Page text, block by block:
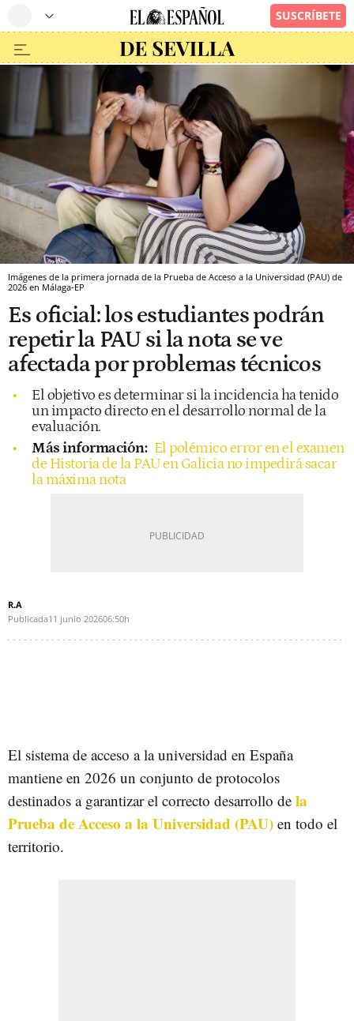
Imágenes de la primera jornada de la Prueba de Acceso a la Universidad (PAU) de
2026 en Málaga-EP
Es oficial: los estudiantes podrán
repetir la PAU si la nota se ve
afectada por problemas técnicos
El objetivo es determinar si la incidencia ha tenido
un impacto directo en el desarrollo normal de la
evaluación.
Más información: El polémico error en el examen
de Historia de la PAU en Galicia no impedirá sacar
la máxima nota
R.A
Publicada11 junio 202606:50h
El sistema de acceso a la universidad en España
mantiene en 2026 un conjunto de protocolos
destinados a garantizar el correcto desarrollo de la
Prueba de Acceso a la Universidad (PAU) en todo el
territorio.